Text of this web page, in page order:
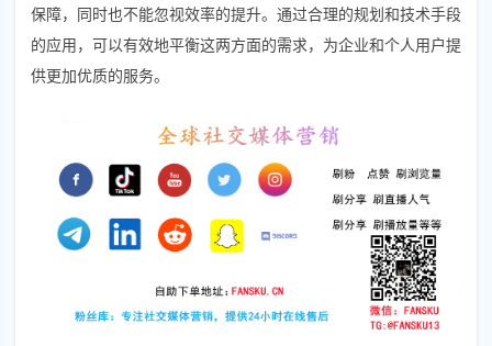
保障，同时也不能忽视效率的提升。通过合理的规划和技术手段
的应用，可以有效地平衡这两方面的需求，为企业和个人用户提
供更加优质的服务。